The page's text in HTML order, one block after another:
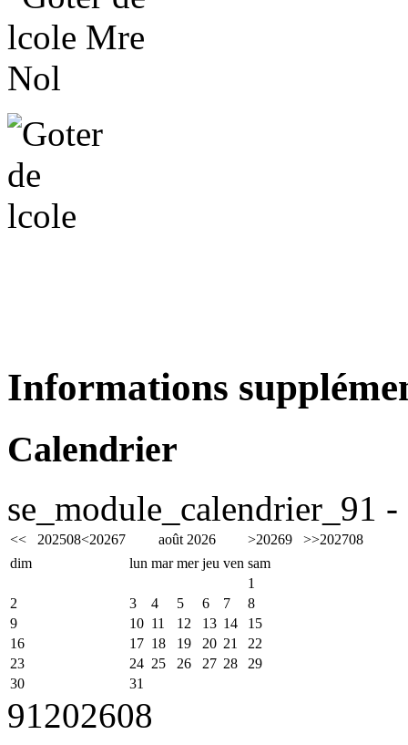
Informations
Calendrier
se_module_calendrier_91
<< 202508<20267 août 2026 >20269 >>202708
dim
lun mar mer jeu ven sam
1
2
3 4 5 6 7
8
9
10 11 12 13 14
15
16
17 18 19 20 21
22
23
24 25 26 27 28
29
30
31
91202608